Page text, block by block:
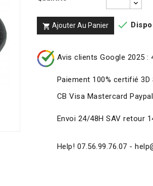
 Ajouter Au Panier 
Avis clients Google 2025
Paiement 100% certifié 3D
CB Visa Mastercard
Envoi 24/48H SAV retour
Help! 07.56.99.76.07 -